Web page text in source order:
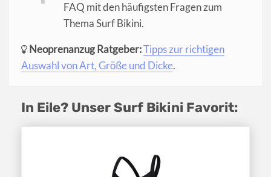
FAQ mit den häufigsten Fragen zum
Thema Surf Bikini.
Neoprenanzug Ratgeber:Tipps zur richtigen
Auswahl von Art, Größe und Dicke.
In Eile? Unser Surf Bikini Favorit: